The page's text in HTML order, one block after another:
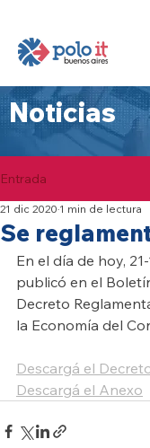
Noticias
Entrada
Se
21 dic 2020 1 min de lectura
En el día de hoy,
publicó en el
Decreto
la Economía del
Descargá el
Descargá el Anexo